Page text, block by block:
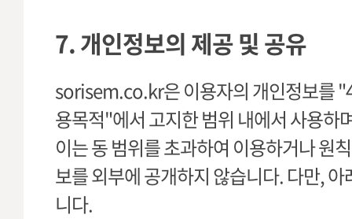
7. 개인정보의 제공 및 공유
sorisem.co.kr은 이용자의 개인정보를
용목적"에서 고지한 범위 내에서 사용하
이는 동 범위를 초과하여 이용하거나 원
보를 외부에 공개하지 않습니다. 다만,
니다.